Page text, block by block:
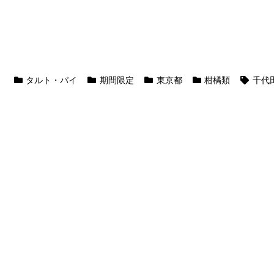
タルト・パイ 期間限定 東京都 柑橘類 千代